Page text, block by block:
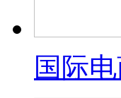
国际